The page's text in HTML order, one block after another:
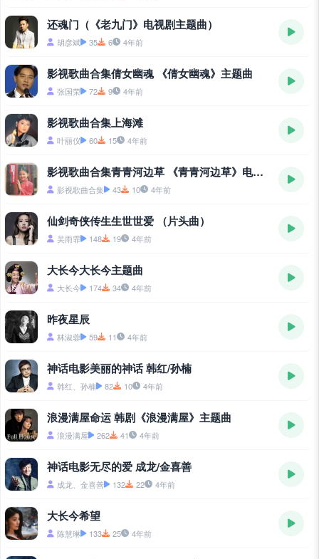
还魂门（《老九门》电视剧主题曲）
胡彦斌 35 6 4年前
影视歌曲合集倩女幽魂 《倩女幽魂》主题曲
张国荣 72 9 4年前
影视歌曲合集上海滩
叶丽仪 60 15 4年前
影视歌曲合集青青河边草 《青青河边草》电视剧主题曲
影视歌曲合集 43 10 4年前
仙剑奇侠传生生世世爱 （片头曲）
吴雨霏 148 19 4年前
大长今大长今主题曲
大长今 174 34 4年前
昨夜星辰
林淑蓉 59 11 4年前
神话电影美丽的神话 韩红/孙楠
韩红、孙楠 82 10 4年前
浪漫满屋命运 韩剧《浪漫满屋》主题曲
浪漫满屋 262 41 4年前
神话电影无尽的爱 成龙/金喜善
成龙、金喜善 132 22 4年前
大长今希望
陈慧琳 133 25 4年前